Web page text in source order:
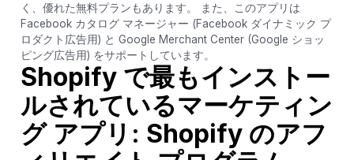
く、優れた無料プランもあります。 また、このアプリは
Facebook カタログ マネージャー (Facebook ダイナミック プ
ロダクト広告用) と Google Merchant Center (Google ショッ
ピング広告用) をサポートしています。
Shopify で最もインストー
ルされているマーケティン
グ アプリ: Shopify のアフ